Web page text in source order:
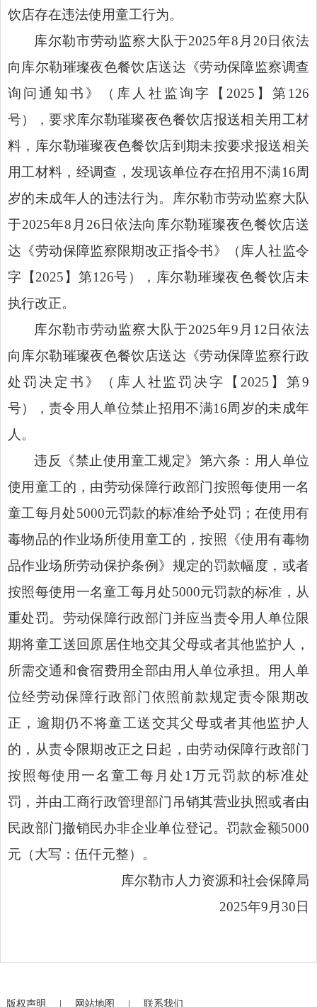
饮店存在违法使用童工行为。
库尔勒市劳动监察大队于2025年8 月 20日依法
向库尔勒璀璨夜色餐饮店送达《劳动保障监察调查
询问通知书》（库人社监询字【 2025 】第 126
号），要求库尔勒璀璨夜色餐饮店报送相关用工材
料，库尔勒璀璨夜色餐饮店到期未按要求报送相关
用工材料，经调查，发现该单位存在招用不满16周
岁的未成年人的违法行为。库尔勒市劳动监察大队
于2025年8 月 26日依法向库尔勒璀璨夜色餐饮店送
达《劳动保障监察限期改正指令书》（库人社监令
字【2025 】第126号），库尔勒璀璨夜色餐饮店未
执行改正。
库尔勒市劳动监察大队于2025年9 月 12日依法
向库尔勒璀璨夜色餐饮店送达《劳动保障监察行政
处罚决定书》（库人社监罚决字【 2025 】第9
号），责令用人单位禁止招用不满16周岁的未成年
人。
违反《禁止使用童工规定》第六条 ： 用人单位
使用童工的，由劳动保障行政部门按照每使用一名
童工每月处5000元罚款的标准给予处罚；在使用有
毒物品的作业场所使用童工的，按照《使用有毒物
品作业场所劳动保护条例》规定的罚款幅度，或者
按照每使用一名童工每月处5000元罚款的标准，从
重处罚。劳动保障行政部门并应当责令用人单位限
期将童工送回原居住地交其父母或者其他监护人，
所需交通和食宿费用全部由用人单位承担。用人单
位经劳动保障行政部门依照前款规定责令限期改
正，逾期仍不将童工送交其父母或者其他监护人
的，从责令限期改正之日起，由劳动保障行政部门
按照每使用一名童工每月处 1 万元罚款的标准处
罚，并由工商行政管理部门吊销其营业执照或者由
民政部门撤销民办非企业单位登记。 罚款金额5000
元（大写： 伍仟元整）。
库尔勒市人力资源和社会保障局
2025年9 月30日
版权声明 | 网站地图 | 联系我们